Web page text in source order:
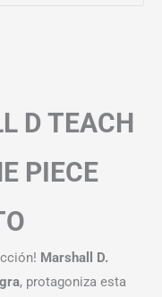
D TEACH
PIECE
Marshall D.
, protagoniza esta